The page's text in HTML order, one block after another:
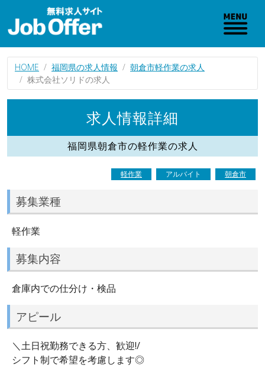
HOME 福岡県の求人情報
朝倉市軽作業の求人
株式会社ソリドの求人
求人情報詳細
福岡県朝倉市の軽作業の求人
軽作業 アルバイト 朝倉市
募集業種
軽作業
募集内容
倉庫内での仕分け・検品
アピール
＼土日祝勤務できる方、歓迎!/
シフト制で希望を考慮します◎